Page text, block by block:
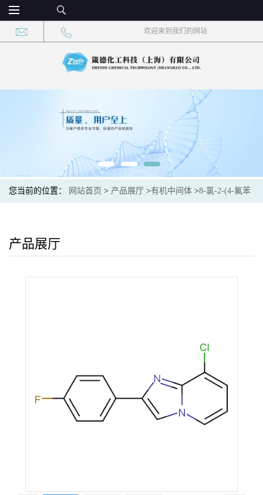
欢迎来到我们的网站
您当前的位置： 网站首页 > 产品展厅 >有机中间体 >8-氯-2-(4-氟苯
后付
产品展厅